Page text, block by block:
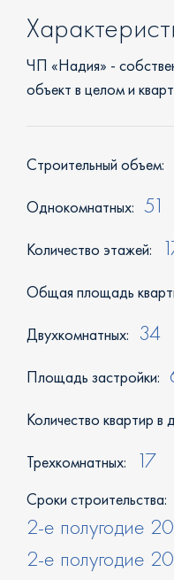
ЧП «Надия» -
объект в целом и
Строительный объем:
Однокомнатных: 51
Количество этажей:
Общая площадь
Двухкомнатных: 34
Площадь застройки:
Количество квартир в
Трехкомнатных: 17
Сроки строительства:
2-е полугодие
2-е полугодие